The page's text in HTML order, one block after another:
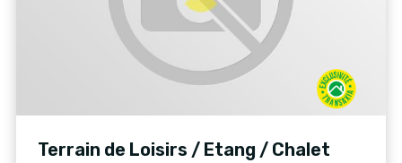
Terrain de Loisirs / Etang / Chalet